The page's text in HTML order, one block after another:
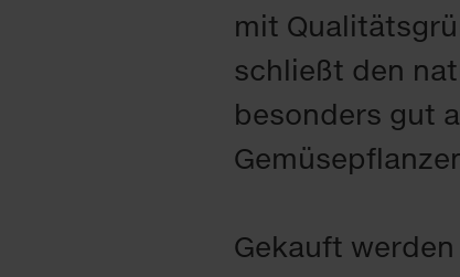
mit
schließt den
besonders gut
Gekauft